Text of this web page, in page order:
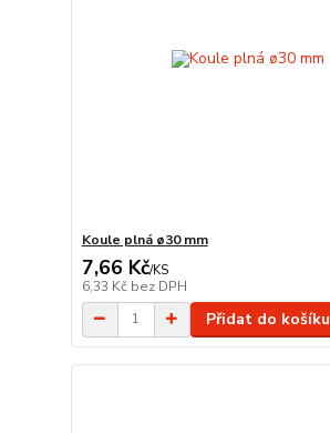
Koule plná ø30 mm
7,66 Kč/KS
6,33 Kč bez DPH
Přidat do košíku